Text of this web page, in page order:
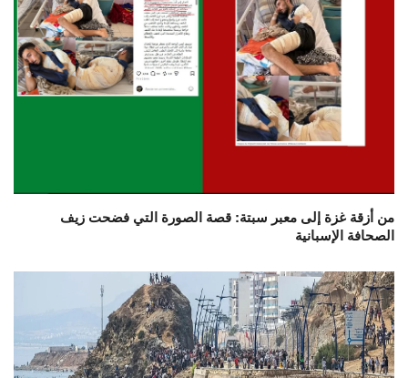
من أزقة غزة إلى معبر سبتة: قصة الصورة التي فضحت زيف
الصحافة الإسبانية